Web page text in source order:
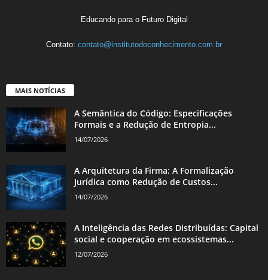
Educando para o Futuro Digital
Contato: contato@institutodoconhecimento.com.br
MAIS NOTÍCIAS
A Semântica do Código: Especificações
Formais e a Redução de Entropia...
14/07/2026
A Arquitetura da Firma: A Formalização
Jurídica como Redução de Custos...
14/07/2026
A Inteligência das Redes Distribuídas: Capital
social e cooperação em ecossistemas...
12/07/2026